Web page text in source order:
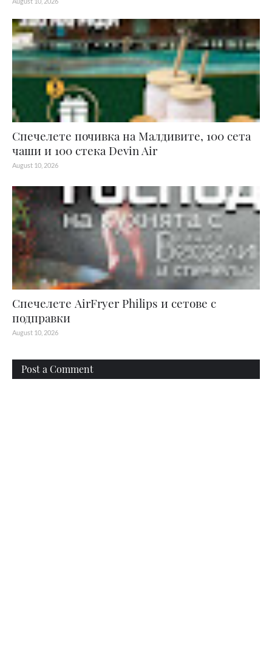
Спечелете почивка на Малдивите, 100 сета
чаши и 100 стека Devin Air
August 10, 2026
Спечелете AirFryer Philips и сетове с
подправки
August 10, 2026
Post a Comment